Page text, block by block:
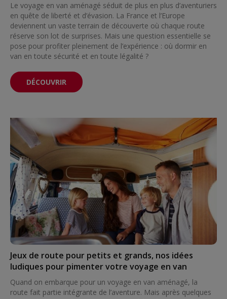
Le voyage en van aménagé séduit de plus en plus d’aventuriers
en quête de liberté et d’évasion. La France et l’Europe
deviennent un vaste terrain de découverte où chaque route
réserve son lot de surprises. Mais une question essentielle se
pose pour profiter pleinement de l’expérience : où dormir en
van en toute sécurité et en toute légalité ?
DÉCOUVRIR
Jeux de route pour petits et grands, nos idées
ludiques pour pimenter votre voyage en van
Quand on embarque pour un voyage en van aménagé, la
route fait partie intégrante de l’aventure. Mais après quelques